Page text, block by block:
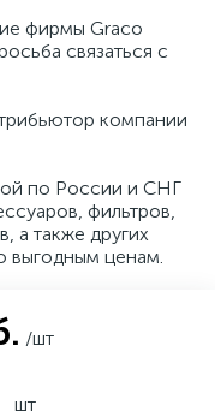
фирмы Graco
связаться с
компании
по России и СНГ
фильтров,
а также других
выгодным ценам.
/шт
шт